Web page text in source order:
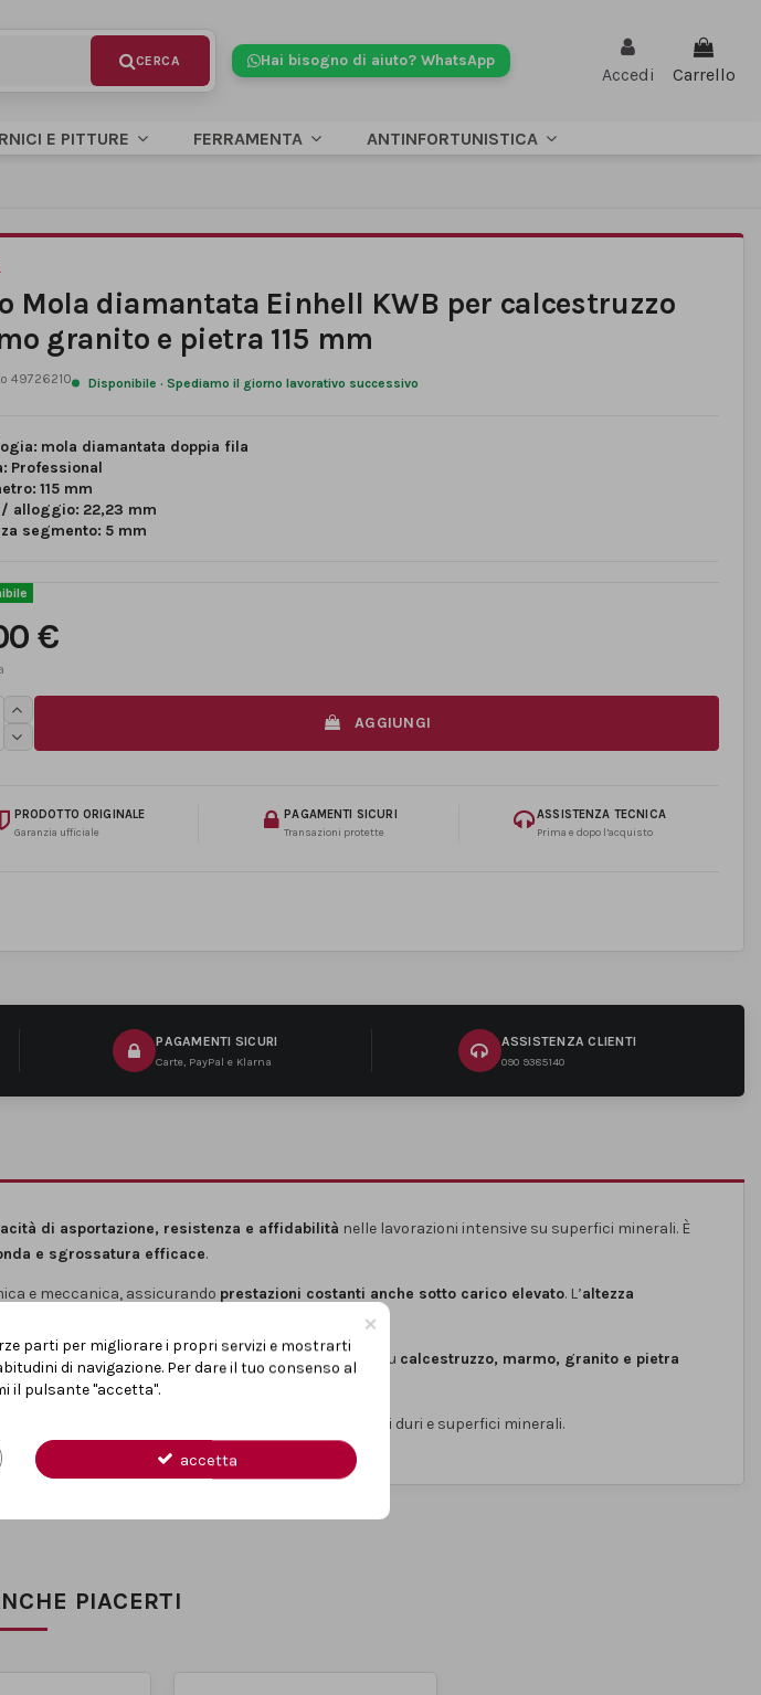
Hai bisogno di aiuto? WhatsApp
Accedi Carrello
E PITTURE FERRAMENTA ANTINFORTUNISTICA
Mola diamantata Einhell KWB per calcestruzzo
granito e pietra 115 mm
49726210 Disponibile · Spediamo il giorno lavorativo successivo
mola diamantata doppia fila
Professional
115 mm
/ alloggio: 22,23 mm
segmento: 5 mm
€
AGGIUNGI
PRODOTTO ORIGINALE
Garanzia ufficiale
PAGAMENTI SICURI
Transazioni protette
ASSISTENZA TECNICA
Prima e dopo l’acquisto
PAGAMENTI SICURI
Carte, PayPal e Klarna
ASSISTENZA CLIENTI
090 9385140
di asportazione, resistenza e affidabilità nelle lavorazioni intensive su superfici minerali. È
e sgrossatura efficace.
e meccanica, assicurando prestazioni costanti anche sotto carico elevato. L’altezza
malta e strati superficiali, risultando efficace su calcestruzzo, marmo, granito e pietra
.
nelle lavorazioni su materiali duri e superfici minerali.
PIACERTI
×
parti per migliorare i propri servizi e mostrarti
di navigazione. Per dare il tuo consenso al
il pulsante "accetta".
accetta